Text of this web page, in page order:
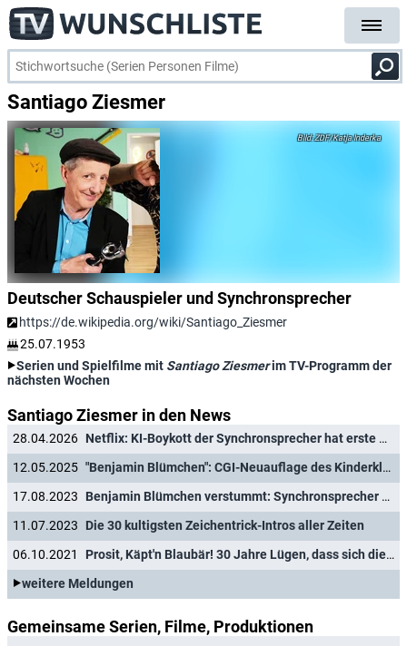
Santiago Ziesmer
ZDF/Katja Inderka
Deutscher Schauspieler und Synchronsprecher
https://de.wikipedia.org/wiki/Santiago_Ziesmer
25.07.1953
Serien und Spielfilme mit Santiago Ziesmerim TV-Programm der
nächsten Wochen
Santiago Ziesmer in den News
28.04.2026
Netflix: KI-Boykott der Synchronsprecher hat erste Auswirkungen auf Serienhit
12.05.2025
"Benjamin Blümchen": CGI-Neuauflage des Kinderklassikers
17.08.2023
Benjamin Blümchen verstummt: Synchronsprecher Jürgen Kluckert ist tot
11.07.2023
Die 30 kultigsten Zeichentrick-Intros aller Zeiten
06.10.2021
Prosit, Käpt'n Blaubär! 30 Jahre Lügen, dass sich die Balken biegen
weitere Meldungen
Gemeinsame Serien, Filme, Produktionen